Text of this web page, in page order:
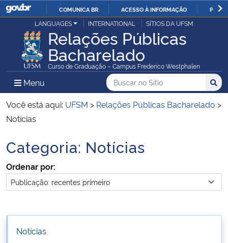
IR
PARA
O
CONTEÚDO
COMUNICA BR ACESSO À INFORMAÇÃO
Ministério da Justiça e Segurança Pública
Ministério da Defesa
Ministério das Relações Exteriores
Ministério da Infraestrutura
Ministério da Agricultura, Pecuária e Abastecimento
Ministério da Cidadania
LANGUAGES INTERNATIONAL SÍTIOS DA UFSM
Relações Públicas
Bacharelado
Curso de Graduação – Campus Frederico Westphalen
Menu Menu Principal do Sítio
Busca
Buscar no no Sítio
Busca:
Você está aqui: UFSM > Relações Públicas Bacharelado >
Notícias
Início do conteúdo
Categoria: Notícias
Ordenar por:
Notícias